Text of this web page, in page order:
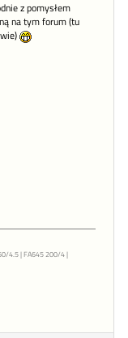
z pomysłem
na tym forum (tu
4.5 | FA645 200/4 |